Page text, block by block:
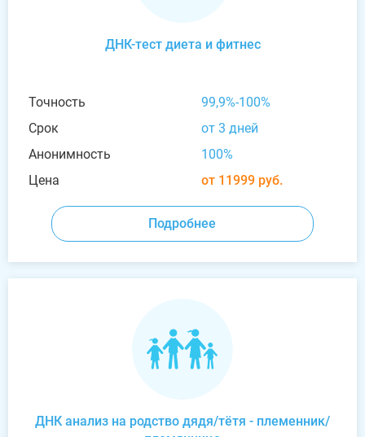
ДНК-тест диета и фитнес
Точность
99,9%-100%
Срок
от 3 дней
Анонимность
100%
Цена
от 11999 руб.
Подробнее
ДНК анализ на родство дядя/тётя - племенник/